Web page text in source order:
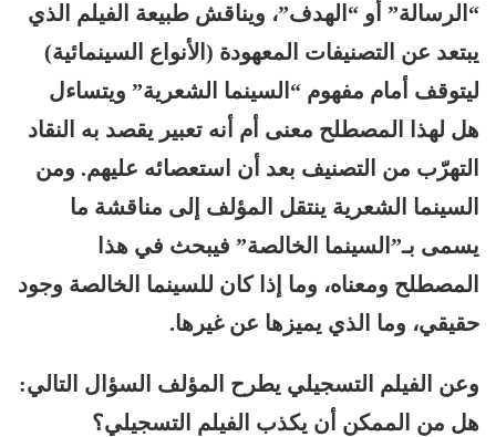
“الرسالة” أو “الهدف”، ويناقش طبيعة الفيلم الذي
يبتعد عن التصنيفات المعهودة (الأنواع السينمائية)
ليتوقف أمام مفهوم “السينما الشعرية” ويتساءل
هل لهذا المصطلح معنى أم أنه تعبير يقصد به النقاد
التهرّب من التصنيف بعد أن استعصائه عليهم. ومن
السينما الشعرية ينتقل المؤلف إلى مناقشة ما
يسمى بـ”السينما الخالصة” فيبحث في هذا
المصطلح ومعناه، وما إذا كان للسينما الخالصة وجود
حقيقي، وما الذي يميزها عن غيرها.
وعن الفيلم التسجيلي يطرح المؤلف السؤال التالي:
هل من الممكن أن يكذب الفيلم التسجيلي؟